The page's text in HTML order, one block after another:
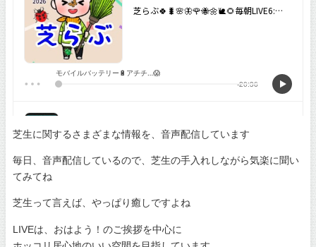
芝生に関するさまざまな情報を、音声配信しています
毎日、音声配信しているので、芝生の手入れしながら気楽に聞い
てみてね
芝生って言えば、やっぱり癒しですよね
LIVEは、おはよう！のご挨拶を中心に